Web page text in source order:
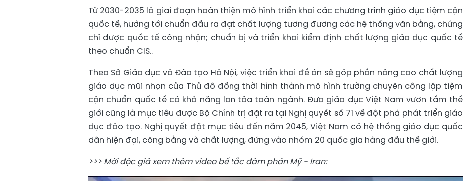
Từ 2030-2035 là giai đoạn hoàn thiện mô hình triển khai các chương trình giáo dục tiệm cận
quốc tế, hướng tới chuẩn đầu ra đạt chất lượng tương đương các hệ thống văn bằng, chứng
chỉ được quốc tế công nhận; chuẩn bị và triển khai kiểm định chất lượng giáo dục quốc tế
theo chuẩn CIS..
Theo Sở Giáo dục và Đào tạo Hà Nội, việc triển khai đề án sẽ góp phần nâng cao chất lượng
giáo dục mũi nhọn của Thủ đô đồng thời hình thành mô hình trường chuyên công lập tiệm
cận chuẩn quốc tế có khả năng lan tỏa toàn ngành. Đưa giáo dục Việt Nam vươn tầm thế
giới cũng là mục tiêu được Bộ Chính trị đặt ra tại Nghị quyết số 71 về đột phá phát triển giáo
dục đào tạo. Nghị quyết đặt mục tiêu đến năm 2045, Việt Nam có hệ thống giáo dục quốc
dân hiện đại, công bằng và chất lượng, đứng vào nhóm 20 quốc gia hàng đầu thế giới.
>>> Mời độc giả xem thêm video bế tắc đàm phán Mỹ - Iran: